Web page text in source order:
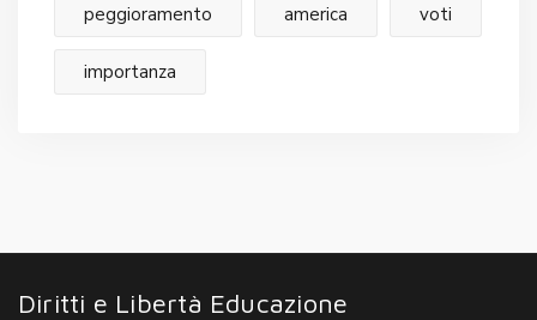
peggioramento america voti
importanza
Diritti e Libertà Educazione